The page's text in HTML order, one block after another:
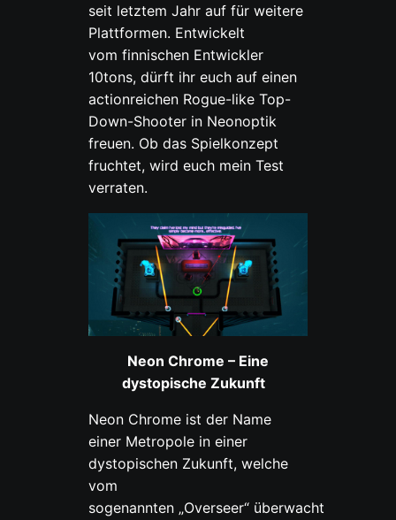
seit letztem Jahr auf für weitere
Plattformen. Entwickelt
vom finnischen Entwickler
10tons, dürft ihr euch auf einen
actionreichen Rogue-like Top-
Down-Shooter in Neonoptik
freuen. Ob das Spielkonzept
fruchtet, wird euch mein Test
verraten.
Neon Chrome – Eine
dystopische Zukunft
Neon Chrome ist der Name
einer Metropole in einer
dystopischen Zukunft, welche
vom
sogenannten „Overseer“ überwacht